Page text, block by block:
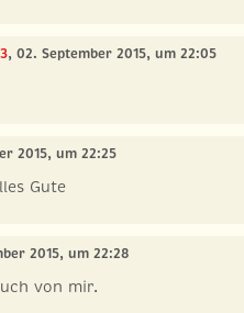
, 02. September 2015, um 22:05
2015, um 22:25
Gute
2015, um 22:28
von mir.